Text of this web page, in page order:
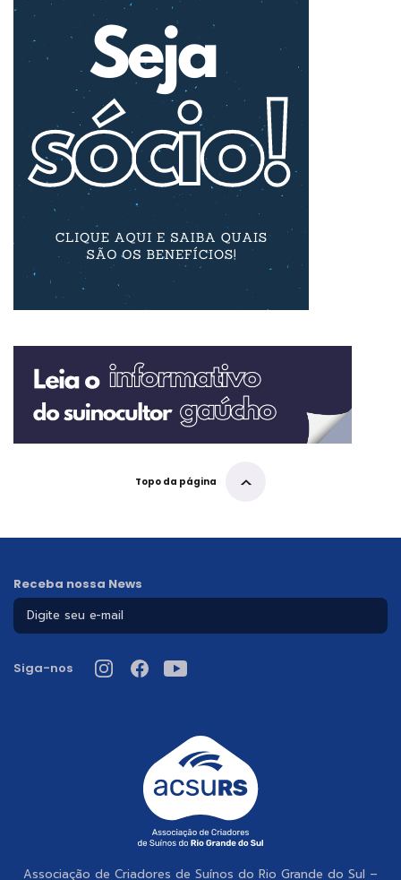
Topo da página
Receba nossa News
Siga-nos
Associação de Criadores de Suínos do Rio Grande do Sul –